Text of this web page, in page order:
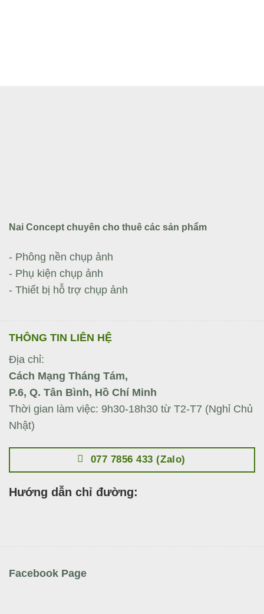
Nai Concept chuyên cho thuê các sản phẩm
- Phông nền chụp ảnh
- Phụ kiện chụp ảnh
- Thiết bị hỗ trợ chụp ảnh
THÔNG TIN LIÊN HỆ
Địa chỉ:
Cách Mạng Tháng Tám,
P.6, Q. Tân Bình, Hồ Chí Minh
Thời gian làm việc: 9h30-18h30 từ T2-T7 (Nghỉ Chủ
Nhật)
077 7856 433 (Zalo)
Hướng dẫn chỉ đường:
Facebook Page